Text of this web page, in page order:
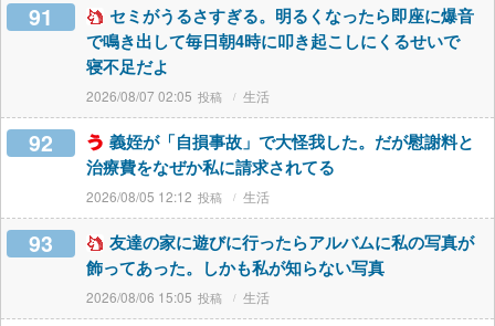
91
セミがうるさすぎる。明るくなったら即座に爆音
で鳴き出して毎日朝4時に叩き起こしにくるせいで
寝不足だよ
2026/08/07 02:05 生活
92
義姪が「自損事故」で大怪我した。だが慰謝料と
治療費をなぜか私に請求されてる
2026/08/05 12:12 生活
93
友達の家に遊びに行ったらアルバムに私の写真が
飾ってあった。しかも私が知らない写真
2026/08/06 15:05 生活